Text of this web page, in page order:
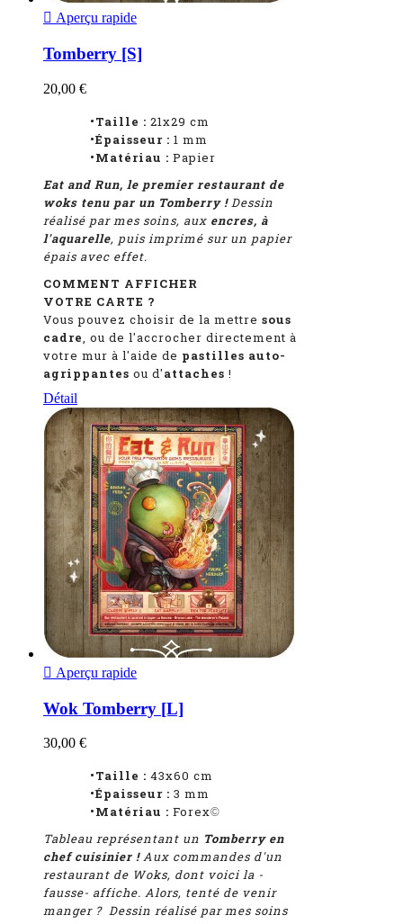
 Aperçu rapide
Tomberry [S]
20,00 €
•Taille : 21x29 cm
•Épaisseur : 1 mm
•Matériau : Papier
Eat and Run, le premier restaurant de
woks tenu par un Tomberry !Dessin
réalisé par mes soins, aux encres, à
l'aquarelle, puis imprimé sur un papier
épais avec effet.
COMMENT AFFICHER
VOTRE CARTE ?
Vous pouvez choisir de la mettre sous
cadre, ou de l'accrocher directement à
votre mur à l'aide de pastilles auto-
agrippantes ou d'attaches !
Détail
 Aperçu rapide
Wok Tomberry [L]
30,00 €
•Taille : 43x60 cm
•Épaisseur : 3 mm
•Matériau : Forex©
Tableau représentant un Tomberry en
chef cuisinier !Aux commandes d'un
restaurant de Woks, dont voici la -
fausse- affiche. Alors, tenté de venir
manger ? Dessin réalisé par mes soins